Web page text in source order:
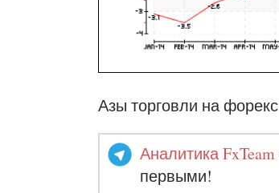
Азы торговли на форекс
Аналитика FxTeam
первыми!